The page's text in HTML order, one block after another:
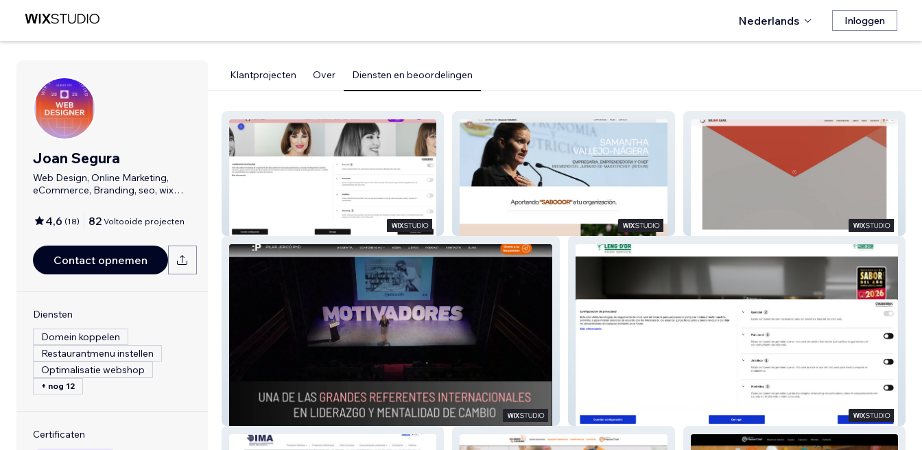
Nederlands Inloggen
Joan Segura
Web Design, Online Marketing,
eCommerce, Branding, seo, wix
4,6 (18) 82 Voltooide projecten
Contact opnemen
Diensten
Domein koppelen
Restaurantmenu instellen
Optimalisatie webshop
+ nog 12
Certificaten
Klantprojecten Over Diensten en beoordelingen
IRENE VILLA
micro
PILAR JERICÓ Leng d'Or Food Service